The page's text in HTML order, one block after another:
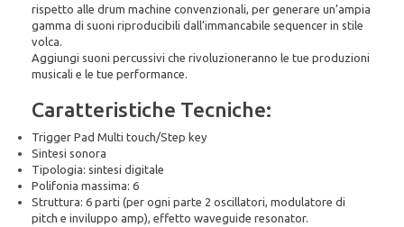
rispetto alle drum machine convenzionali, per generare un’ampia
gamma di suoni riproducibili dall’immancabile sequencer in stile
volca.
Aggiungi suoni percussivi che rivoluzioneranno le tue produzioni
musicali e le tue performance.
Caratteristiche Tecniche:
Trigger Pad Multi touch/Step key
Sintesi sonora
Tipologia: sintesi digitale
Polifonia massima: 6
Struttura: 6 parti (per ogni parte 2 oscillatori, modulatore di
pitch e inviluppo amp), effetto waveguide resonator.